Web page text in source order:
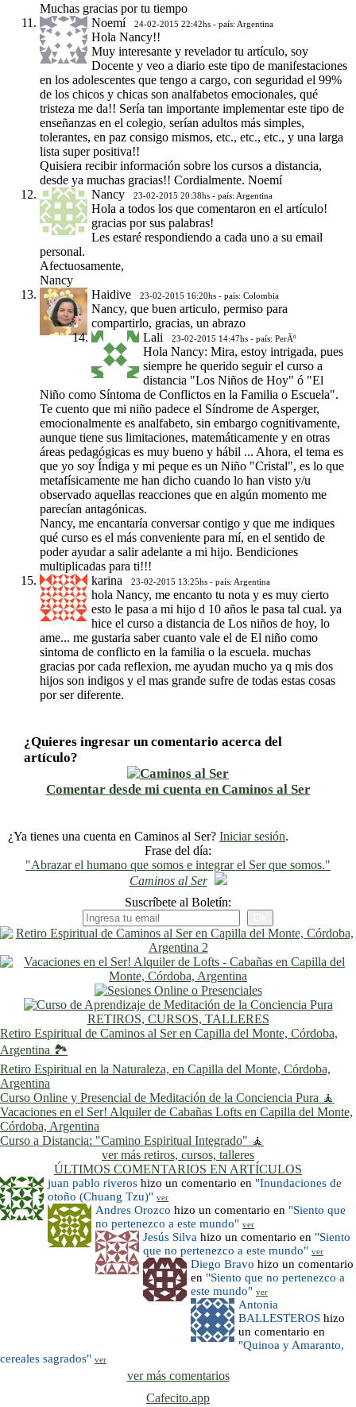
Muchas gracias por tu tiempo
Noemí
24-02-2015 22:42hs - país: Argentina
Hola Nancy!!
Muy interesante y revelador tu artículo, soy
Docente y veo a diario este tipo de manifestaciones
en los adolescentes que tengo a cargo, con seguridad el 99%
de los chicos y chicas son analfabetos emocionales, qué
tristeza me da!! Sería tan importante implementar este tipo de
enseñanzas en el colegio, serían adultos más simples,
tolerantes, en paz consigo mismos, etc., etc., etc., y una larga
lista super positiva!!
Quisiera recibir información sobre los cursos a distancia,
desde ya muchas gracias!! Cordialmente. Noemí
Nancy
23-02-2015 20:38hs - país: Argentina
Hola a todos los que comentaron en el artículo!
gracias por sus palabras!
Les estaré respondiendo a cada uno a su email
personal.
Afectuosamente,
Nancy
Haidive
23-02-2015 16:20hs - país: Colombia
Nancy, que buen articulo, permiso para
compartirlo, gracias, un abrazo
Lali
23-02-2015 14:47hs - país: PerÃº
Hola Nancy: Mira, estoy intrigada, pues
siempre he querido seguir el curso a
distancia "Los Niños de Hoy" ó "El
Niño como Síntoma de Conflictos en la Familia o Escuela".
Te cuento que mi niño padece el Síndrome de Asperger,
emocionalmente es analfabeto, sin embargo cognitivamente,
aunque tiene sus limitaciones, matemáticamente y en otras
áreas pedagógicas es muy bueno y hábil ... Ahora, el tema es
que yo soy Índiga y mi peque es un Niño "Cristal", es lo que
metafísicamente me han dicho cuando lo han visto y/u
observado aquellas reacciones que en algún momento me
parecían antagónicas.
Nancy, me encantaría conversar contigo y que me indiques
qué curso es el más conveniente para mí, en el sentido de
poder ayudar a salir adelante a mi hijo. Bendiciones
multiplicadas para ti!!!
karina
23-02-2015 13:25hs - país: Argentina
hola Nancy, me encanto tu nota y es muy cierto
esto le pasa a mi hijo d 10 años le pasa tal cual. ya
hice el curso a distancia de Los niños de hoy, lo
ame... me gustaria saber cuanto vale el de El niño como
sintoma de conflicto en la familia o la escuela. muchas
gracias por cada reflexion, me ayudan mucho ya q mis dos
hijos son indigos y el mas grande sufre de todas estas cosas
por ser diferente.
¿Quieres ingresar un comentario acerca del
artículo?
Comentar desde mi cuenta en Caminos al Ser
¿Ya tienes una cuenta en Caminos al Ser? Iniciar sesión.
Frase del día:
"Abrazar el humano que somos e integrar el Ser que somos."
Caminos al Ser
Suscríbete al Boletín:
RETIROS, CURSOS, TALLERES
Retiro Espiritual de Caminos al Ser en Capilla del Monte, Córdoba,
Argentina 🏞️
Retiro Espiritual en la Naturaleza, en Capilla del Monte, Córdoba,
Argentina
Curso Online y Presencial de Meditación de la Conciencia Pura 🧘
Vacaciones en el Ser! Alquiler de Cabañas Lofts en Capilla del Monte,
Córdoba, Argentina
Curso a Distancia: "Camino Espiritual Integrado" 🧘
ver más retiros, cursos, talleres
ÚLTIMOS COMENTARIOS EN ARTÍCULOS
juan pablo riveros hizo un comentario en "Inundaciones de
otoño (Chuang Tzu)" ver
Andres Orozco hizo un comentario en "Siento que
no pertenezco a este mundo" ver
Jesús Silva hizo un comentario en "Siento
que no pertenezco a este mundo" ver
Diego Bravo hizo un comentario
en "Siento que no pertenezco a
este mundo" ver
Antonia
BALLESTEROS hizo
un comentario en
"Quinoa y Amaranto,
cereales sagrados" ver
ver más comentarios
Cafecito.app